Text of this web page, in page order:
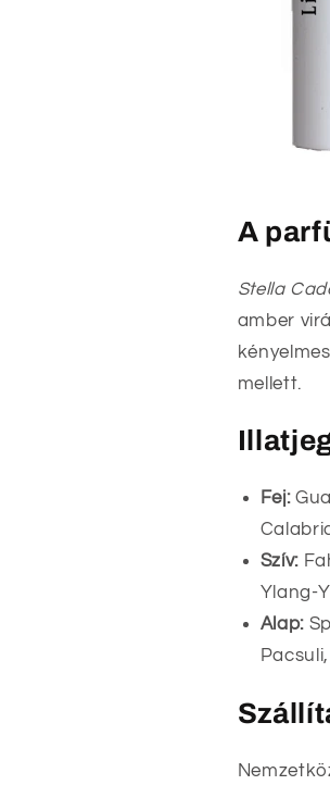
A
Stella
amber
mellett.
Fej:
Szív:
Ylang-
Alap: